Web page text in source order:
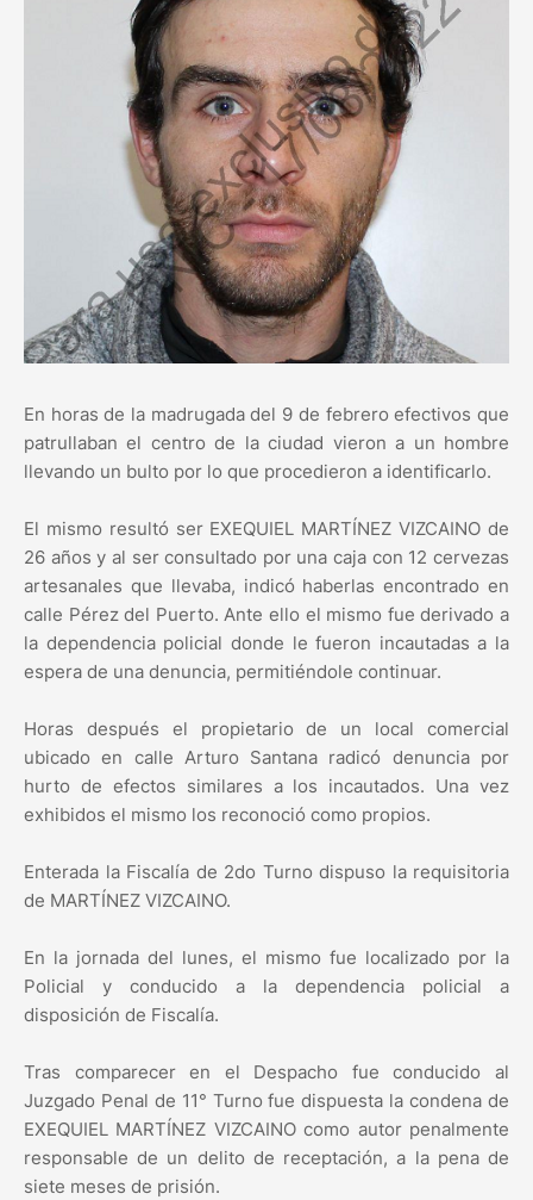
En horas de la madrugada del 9 de febrero efectivos que
patrullaban el centro de la ciudad vieron a un hombre
llevando un bulto por lo que procedieron a identificarlo.
El mismo resultó ser EXEQUIEL MARTÍNEZ VIZCAINO de
26 años y al ser consultado por una caja con 12 cervezas
artesanales que llevaba, indicó haberlas encontrado en
calle Pérez del Puerto. Ante ello el mismo fue derivado a
la dependencia policial donde le fueron incautadas a la
espera de una denuncia, permitiéndole continuar.
Horas después el propietario de un local comercial
ubicado en calle Arturo Santana radicó denuncia por
hurto de efectos similares a los incautados. Una vez
exhibidos el mismo los reconoció como propios.
Enterada la Fiscalía de 2do Turno dispuso la requisitoria
de MARTÍNEZ VIZCAINO.
En la jornada del lunes, el mismo fue localizado por la
Policial y conducido a la dependencia policial a
disposición de Fiscalía.
Tras comparecer en el Despacho fue conducido al
Juzgado Penal de 11° Turno fue dispuesta la condena de
EXEQUIEL MARTÍNEZ VIZCAINO como autor penalmente
responsable de un delito de receptación, a la pena de
siete meses de prisión.